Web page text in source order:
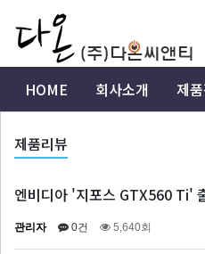
HOME 회사소개 제
제품리뷰
엔비디아 '지포스 GTX560 Ti'
관리자 0건 5,640회